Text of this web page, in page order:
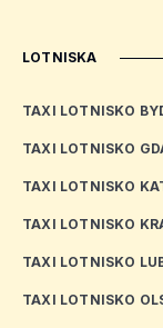
LOTNISKA
TAXI LOTNISKO
TAXI LOTNISKO
TAXI LOTNISKO
TAXI LOTNISKO
TAXI LOTNISKO
TAXI LOTNISKO